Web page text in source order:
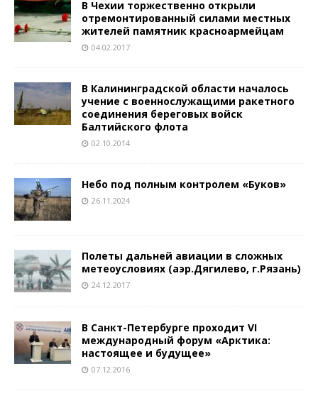
В Чехии торжественно открыли
отремонтированный силами местных
жителей памятник красноармейцам
04.02.2017
В Калининградской области началось
учение с военнослужащими ракетного
соединения береговых войск
Балтийского флота
02.10.2014
Небо под полным контролем «Буков»
26.11.2024
Полеты дальней авиации в сложных
метеоусловиях (аэр.Дягилево, г.Рязань)
24.12.2017
В Санкт-Петербурге проходит VI
международный форум «Арктика:
настоящее и будущее»
07.12.2016